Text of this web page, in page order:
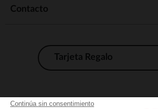
Continúa sin consentimiento
Contacto
Tarjeta Regalo
Condiciones generales de venta